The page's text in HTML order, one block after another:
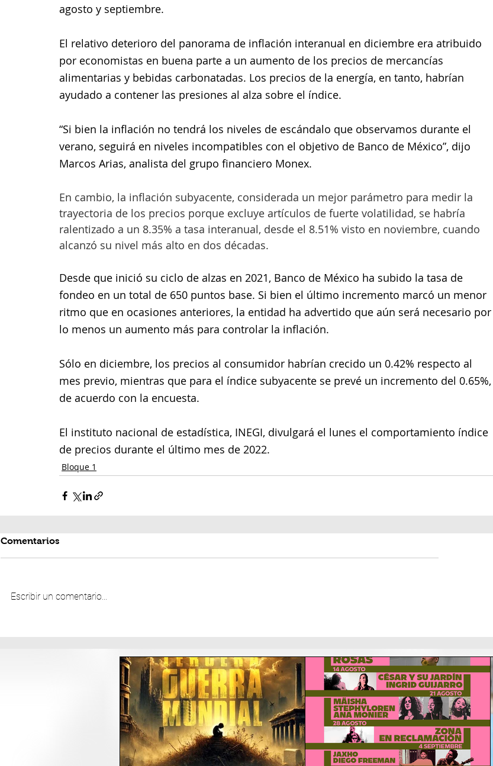
agosto y septiembre.
El relativo deterioro del panorama de inflación interanual en diciembre era atribuido
por economistas en buena parte a un aumento de los precios de mercancías
alimentarias y bebidas carbonatadas. Los precios de la energía, en tanto, habrían
ayudado a contener las presiones al alza sobre el índice.
“Si bien la inflación no tendrá los niveles de escándalo que observamos durante el
verano, seguirá en niveles incompatibles con el objetivo de Banco de México”, dijo
Marcos Arias, analista del grupo financiero Monex.
En cambio, la inflación subyacente, considerada un mejor parámetro para medir la
trayectoria de los precios porque excluye artículos de fuerte volatilidad, se habría
ralentizado a un 8.35% a tasa interanual, desde el 8.51% visto en noviembre, cuando
alcanzó su nivel más alto en dos décadas.
Desde que inició su ciclo de alzas en 2021, Banco de México ha subido la tasa de
fondeo en un total de 650 puntos base. Si bien el último incremento marcó un menor
ritmo que en ocasiones anteriores, la entidad ha advertido que aún será necesario por
lo menos un aumento más para controlar la inflación.
Sólo en diciembre, los precios al consumidor habrían crecido un 0.42% respecto al
mes previo, mientras que para el índice subyacente se prevé un incremento del 0.65%,
de acuerdo con la encuesta.
El instituto nacional de estadística, INEGI, divulgará el lunes el comportamiento índice
de precios durante el último mes de 2022.
Bloque 1
Comentarios
Escribir un comentario...